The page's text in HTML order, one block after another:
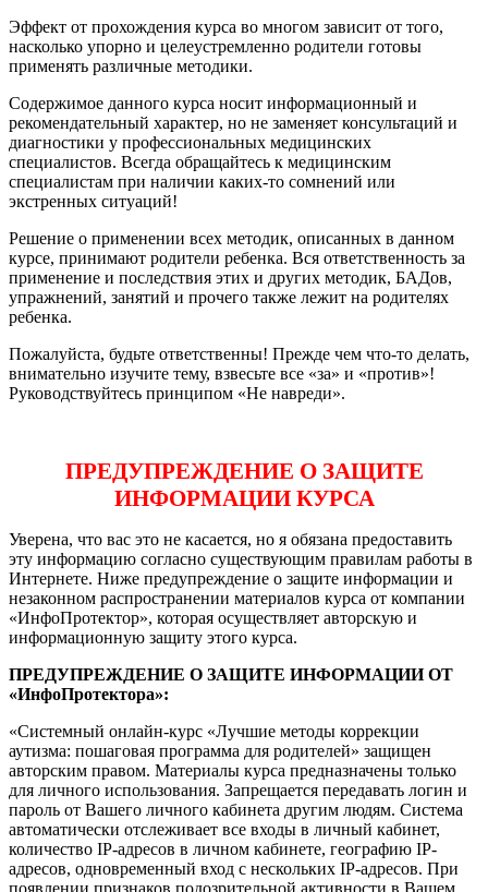
Эффект от прохождения курса во многом зависит от того,
насколько упорно и целеустремленно родители готовы
применять различные методики.
Содержимое данного курса носит информационный и
рекомендательный характер, но не заменяет консультаций и
диагностики у профессиональных медицинских
специалистов. Всегда обращайтесь к медицинским
специалистам при наличии каких-то сомнений или
экстренных ситуаций!
Решение о применении всех методик, описанных в данном
курсе, принимают родители ребенка. Вся ответственность за
применение и последствия этих и других методик, БАДов,
упражнений, занятий и прочего также лежит на родителях
ребенка.
Пожалуйста, будьте ответственны! Прежде чем что-то делать,
внимательно изучите тему, взвесьте все «за» и «против»!
Руководствуйтесь принципом «Не навреди».
ПРЕДУПРЕЖДЕНИЕ О ЗАЩИТЕ
ИНФОРМАЦИИ КУРСА
Уверена, что вас это не касается, но я обязана предоставить
эту информацию согласно существующим правилам работы в
Интернете. Ниже предупреждение о защите информации и
незаконном распространении материалов курса от компании
«ИнфоПротектор», которая осуществляет авторскую и
информационную защиту этого курса.
ПРЕДУПРЕЖДЕНИЕ О ЗАЩИТЕ ИНФОРМАЦИИ ОТ
«ИнфоПротектора»:
«Системный онлайн-курс «Лучшие методы коррекции
аутизма: пошаговая программа для родителей» защищен
авторским правом. Материалы курса предназначены только
для личного использования. Запрещается передавать логин и
пароль от Вашего личного кабинета другим людям. Система
автоматически отслеживает все входы в личный кабинет,
количество IP-адресов в личном кабинете, географию IP-
адресов, одновременный вход с нескольких IP-адресов. При
появлении признаков подозрительной активности в Вашем